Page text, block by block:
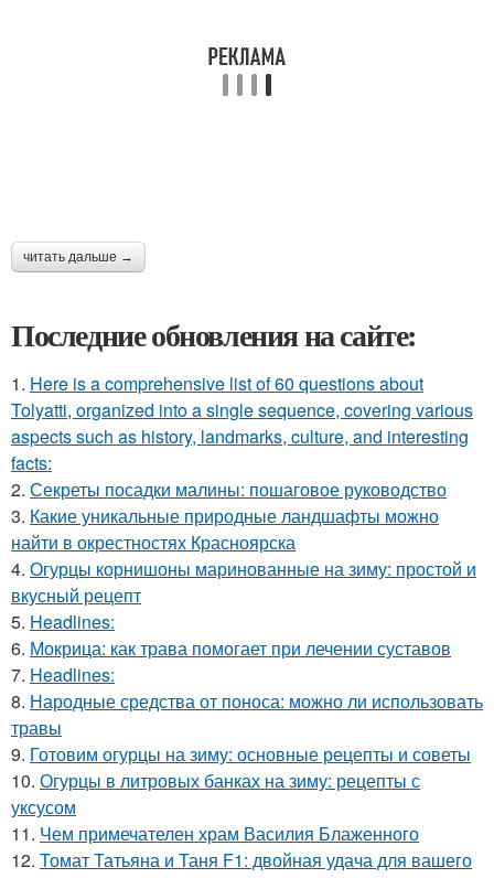
читать дальше →
Последние обновления на сайте:
1. Here is a comprehensive list of 60 questions about
Tolyatti, organized into a single sequence, covering various
aspects such as history, landmarks, culture, and interesting
facts:
2. Секреты посадки малины: пошаговое руководство
3. Какие уникальные природные ландшафты можно
найти в окрестностях Красноярска
4. Огурцы корнишоны маринованные на зиму: простой и
вкусный рецепт
5. Headlines:
6. Мокрица: как трава помогает при лечении суставов
7. Headlines:
8. Народные средства от поноса: можно ли использовать
травы
9. Готовим огурцы на зиму: основные рецепты и советы
10. Огурцы в литровых банках на зиму: рецепты с
уксусом
11. Чем примечателен храм Василия Блаженного
12. Томат Татьяна и Таня F1: двойная удача для вашего